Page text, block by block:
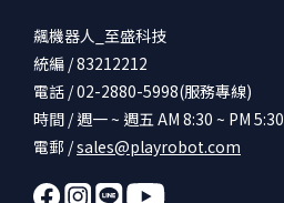
飆機器人_至盛科技
統編 / 83212212
電話 / 02-2880-5998(服務專線)
時間 / 週一 ~ 週五 AM 8:30 ~ PM 5:30
電郵 /sales@playrobot.com